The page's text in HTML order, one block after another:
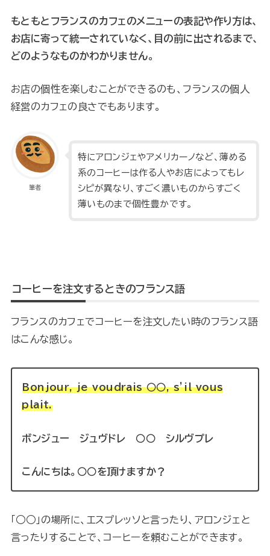
もともとフランスのカフェのメニューの表記や作り方は、
お店に寄って統一されていなく、目の前に出されるまで、
どのようなものかわかりません。
お店の個性を楽しむことができるのも、フランスの個人
経営のカフェの良さでもあります。
筆者
特にアロンジェやアメリカーノなど、薄める
系のコーヒーは作る人やお店によってもレ
シピが異なり、すごく濃いものからすごく
薄いものまで個性豊かです。
コーヒーを注文するときのフランス語
フランスのカフェでコーヒーを注文したい時のフランス語
はこんな感じ。
Bonjour, je voudrais ○○, s’il vous
plait.
ボンジュー ジュヴドレ ○○ シルヴプレ
こんにちは。○○を頂けますか？
「○○」の場所に、エスプレッソと言ったり、アロンジェと
言ったりすることで、コーヒーを頼むことができます。